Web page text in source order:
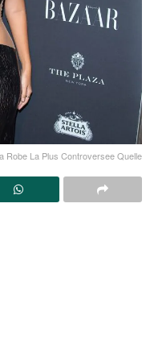
Robe La Plus Controversee Quelle